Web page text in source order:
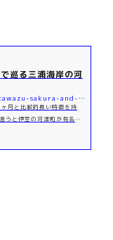
巡る三浦海岸の河
https://tripnote.jp/miura-shi/kawazu-sakura-and-misaki-maguro-kippu
月と比較的長い特徴を持
うと伊豆の河津町が有名で